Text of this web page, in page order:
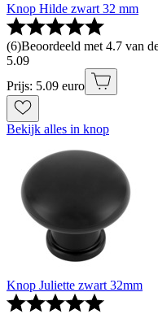
Knop Hilde zwart 32 mm
(6)Beoordeeld met 4.7 van
5.09
Prijs: 5.09 euro
Bekijk alles in knop
Knop Juliette zwart 32mm